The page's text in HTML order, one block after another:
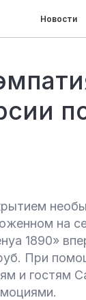
Новости
на
1890»
При
и гостям